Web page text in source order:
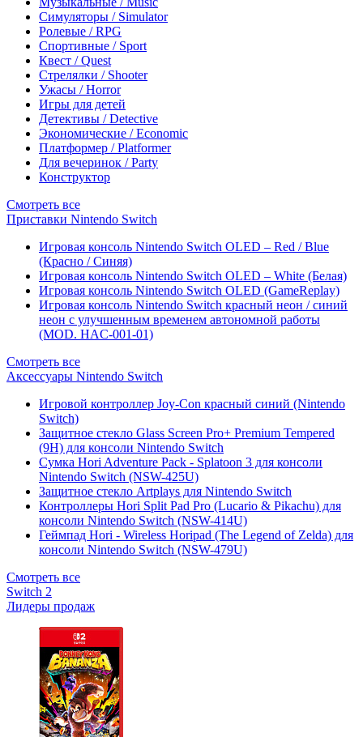
Симуляторы / Simulator
Ролевые / RPG
Спортивные / Sport
Квест / Quest
Стрелялки / Shooter
Ужасы / Horror
Игры для детей
Детективы / Detective
Экономические / Economic
Платформер / Platformer
Для вечеринок / Party
Конструктор
Смотреть все
Приставки Nintendo Switch
Игровая консоль Nintendo Switch OLED – Red / Blue
(Красно / Синяя)
Игровая консоль Nintendo Switch OLED – White (Белая)
Игровая консоль Nintendo Switch OLED (GameReplay)
Игровая консоль Nintendo Switch красный неон / синий
неон с улучшенным временем автономной работы
(MOD. HAC-001-01)
Смотреть все
Аксессуары Nintendo Switch
Игровой контроллер Joy-Con красный синий (Nintendo
Switch)
Защитное стекло Glass Screen Pro+ Premium Tempered
(9H) для консоли Nintendo Switch
Сумка Hori Adventure Pack - Splatoon 3 для консоли
Nintendo Switch (NSW-425U)
Защитное стекло Artplays для Nintendo Switch
Контроллеры Hori Split Pad Pro (Lucario & Pikachu) для
консоли Nintendo Switch (NSW-414U)
Геймпад Hori - Wireless Horipad (The Legend of Zelda) для
консоли Nintendo Switch (NSW-479U)
Смотреть все
Switch 2
Лидеры продаж